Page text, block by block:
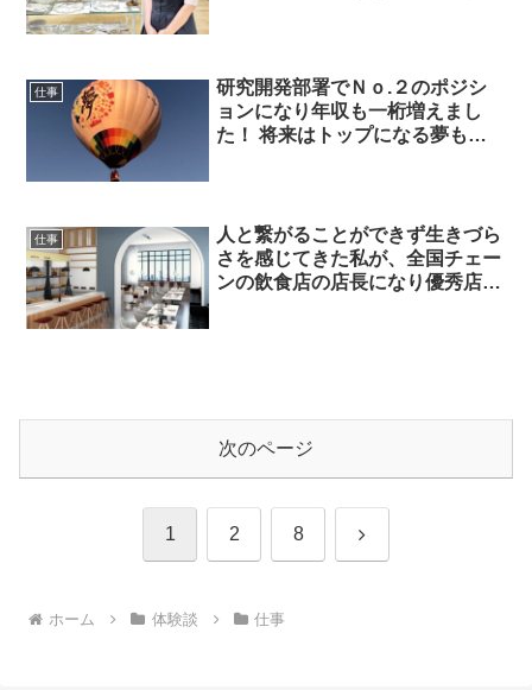
仕事
研究開発部署でＮｏ.２のポジシ
ョンになり年収も一桁増えまし
た！ 将来はトップになる夢も持
仕事
人と繋がることができず生きづら
さを感じてきた私が、全国チェー
ンの飲食店の店長になり優秀店長
次のページ
1 2 8 次
ホーム 体験談 仕事